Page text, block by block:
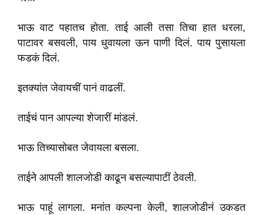
भाऊ वाट पहातच होता. ताई आली तसा तिचा हात धरला,
पाटावर बसवली, पाय धुवायला ऊन पाणी दिलं. पाय पुसायला
फडकं दिलं.
इतक्यांत जेवायचीं पानं वाढलीं.
ताईचं पान आपल्या शेजारीं मांडलं.
भाऊ तिच्यासोबत जेवायला बसला.
ताईने आपली शालजोडी काढून बसल्यापाटीं ठेवली.
भाऊ पाहूं लागला. मनांत कल्पना केली, शालजोडीनं उकडत